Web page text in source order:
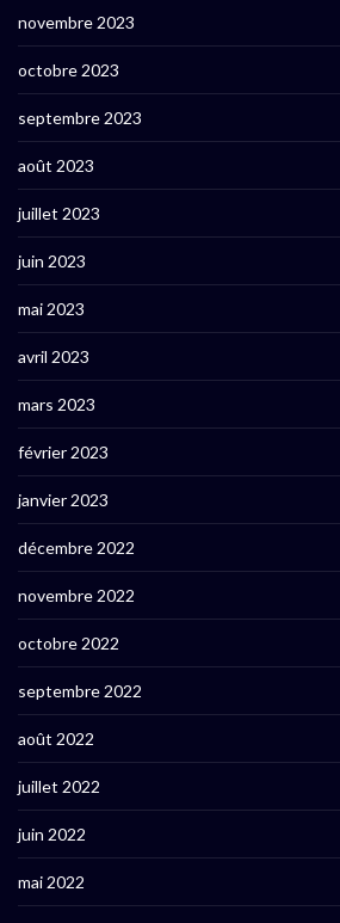
novembre 2023
octobre 2023
septembre 2023
août 2023
juillet 2023
juin 2023
mai 2023
avril 2023
mars 2023
février 2023
janvier 2023
décembre 2022
novembre 2022
octobre 2022
septembre 2022
août 2022
juillet 2022
juin 2022
mai 2022